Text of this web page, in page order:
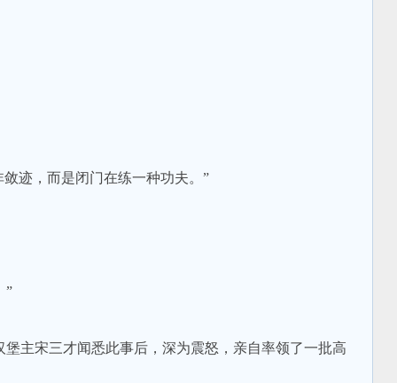
迹，而是闭门在练一种功夫。”
”
主宋三才闻悉此事后，深为震怒，亲自率领了一批高